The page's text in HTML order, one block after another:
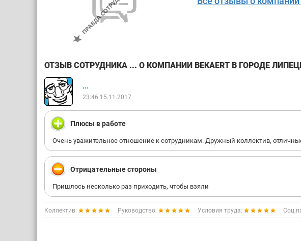
ОТЗЫВ СОТРУДНИКА ... О КОМПАНИИ BEKAERT В ГОРОДЕ
...
23:46 15.11.2017
Плюсы в работе
Очень уважительное отношение к сотрудникам. Дружный коллектив,
Отрицательные стороны
Пришлось несколько раз приходить, чтобы взяли
Коллектив: Руководство: Условия труда: